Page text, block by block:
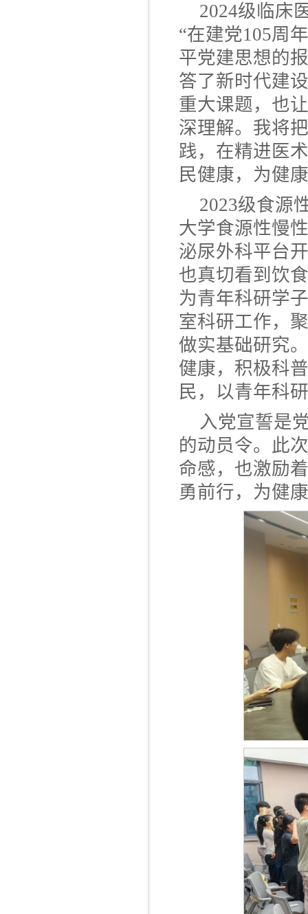
2024级临床
“在建党105周
平党建思想的
答了新时代建
重大课题，也
深理解。我将
践，在精进医
民健康，为健
2023级食源
大学食源性慢
泌尿外科平台
也真切看到饮
为青年科研学
室科研工作，
做实基础研究
健康，积极科
民，以青年科
入党宣誓是
的动员令。此
命感，也激励
勇前行，为健